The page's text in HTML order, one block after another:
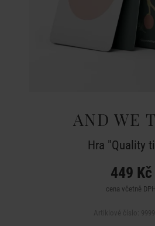
AND WE
Hra "Quality
449 Kč
cena včetně DPH